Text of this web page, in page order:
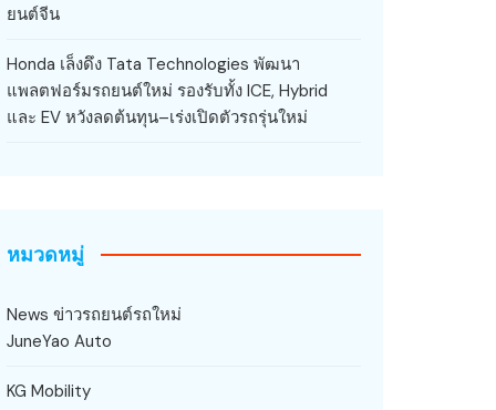
ยนต์จีน
Honda เล็งดึง Tata Technologies พัฒนา
แพลตฟอร์มรถยนต์ใหม่ รองรับทั้ง ICE, Hybrid
และ EV หวังลดต้นทุน–เร่งเปิดตัวรถรุ่นใหม่
หมวดหมู่
News ข่าวรถยนต์รถใหม่
JuneYao Auto
KG Mobility